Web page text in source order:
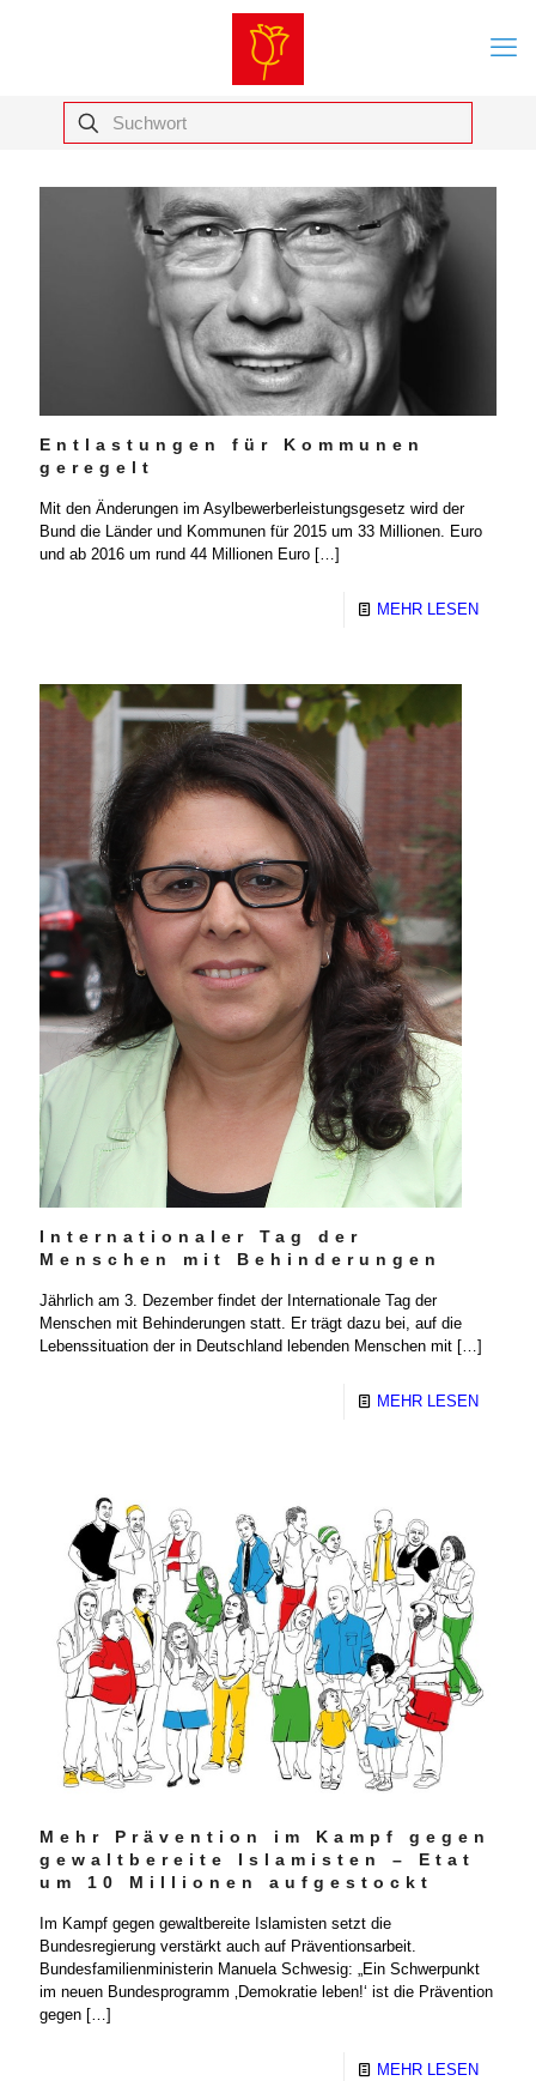
Entlastungen für Kommunen
geregelt
Mit den Änderungen im Asylbewerberleistungsgesetz wird der
Bund die Länder und Kommunen für 2015 um 33 Millionen. Euro
und ab 2016 um rund 44 Millionen Euro […]
MEHR LESEN
Internationaler Tag der
Menschen mit Behinderungen
Jährlich am 3. Dezember findet der Internationale Tag der
Menschen mit Behinderungen statt. Er trägt dazu bei, auf die
Lebenssituation der in Deutschland lebenden Menschen mit […]
MEHR LESEN
Mehr Prävention im Kampf gegen
gewaltbereite Islamisten – Etat
um 10 Millionen aufgestockt
Im Kampf gegen gewaltbereite Islamisten setzt die
Bundesregierung verstärkt auch auf Präventionsarbeit.
Bundesfamilienministerin Manuela Schwesig: „Ein Schwerpunkt
im neuen Bundesprogramm ‚Demokratie leben!‘ ist die Prävention
gegen […]
MEHR LESEN